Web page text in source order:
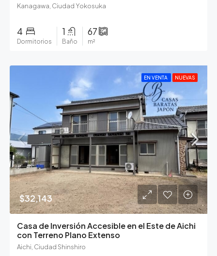
Kanagawa, Ciudad Yokosuka
4
Dormitorios
1
Baño
67
m²
EN VENTA NUEVAS
$32,143
Casa de Inversión Accesible en el Este de Aichi
con Terreno Plano Extenso
Aichi, Ciudad Shinshiro